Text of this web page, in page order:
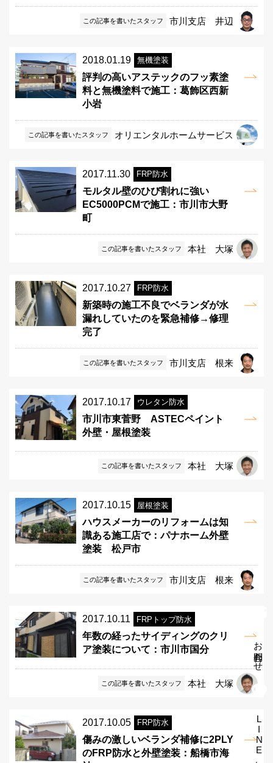
この記事を書いたスタッフ 市川支店 井辺
2018.01.19 無機塗装
評判の高いアステックのフッ素塗
料と無機塗料で施工：葛飾区西新
小岩
この記事を書いたスタッフ オリエンタルホームサービス
2017.11.30 FRP防水
モルタル壁のひび割れに強い
EC5000PCMで施工：市川市大野
町
この記事を書いたスタッフ 本社 大塚
2017.10.27 FRP防水
新築時の施工不良でベランダが水
漏れしていたのを緊急補修→修理
完了
この記事を書いたスタッフ 市川支店 根来
2017.10.17 ウレタン防水
市川市東菅野 ASTECペイント
外壁・屋根塗装
この記事を書いたスタッフ 本社 大塚
2017.10.15 屋根塗装
ハウスメーカーのリフォームは知
識ある施工店で：パナホーム外壁
塗装 松戸市
この記事を書いたスタッフ 市川支店 根来
2017.10.11 FRPトップ防水
年数の経ったサイディングのクリ
ア塗装について：市川市国分
この記事を書いたスタッフ 本社 大塚
2017.10.05 FRP防水
傷みの激しいベランダ補修に2PLY
のFRP防水と外壁塗装：船橋市海
お問合わせ
LINEお問合せ